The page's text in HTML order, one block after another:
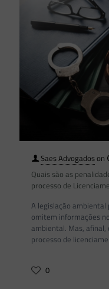
Saes Advogadoson
Quais são as
processo de
A legislação ambiental
omitem informações
ambiental. Mas, afinal,
processo de
0